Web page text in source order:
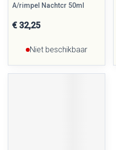
A/rimpel Nachtcr 50ml
€ 32,25
Niet beschikbaar